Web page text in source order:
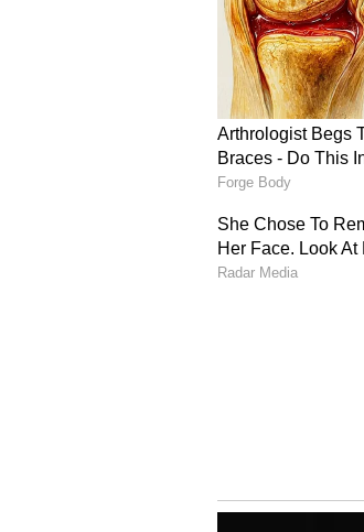
ಸಿಎಂ ಬದಲಾವಣೆ
ಇದೇ ಸಂದರ್ಭದಲ್ಲಿ
ಸಮಿತಿ ಅಧ್ಯಕ್ಷ
ಪಂಚಾಯಿತಿ ಮಾಜಿ
ಮಾಜಿ ಸದಸ್ಯ
ಮನವಿ ನೀಡಿದರು. ಪಪಂ
ಬೈಲು ನಟರಾಜ,